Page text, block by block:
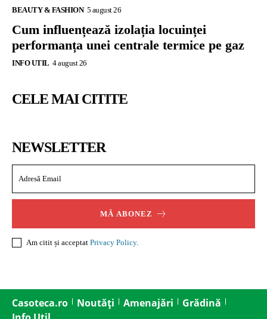
BEAUTY & FASHION 5 august 26
Cum influențează izolația locuinței
performanța unei centrale termice pe gaz
INFO UTIL 4 august 26
CELE MAI CITITE
NEWSLETTER
MĂ ABONEZ
Am citit și acceptat Privacy Policy.
Casoteca.ro Noutăți Amenajări
Grădină